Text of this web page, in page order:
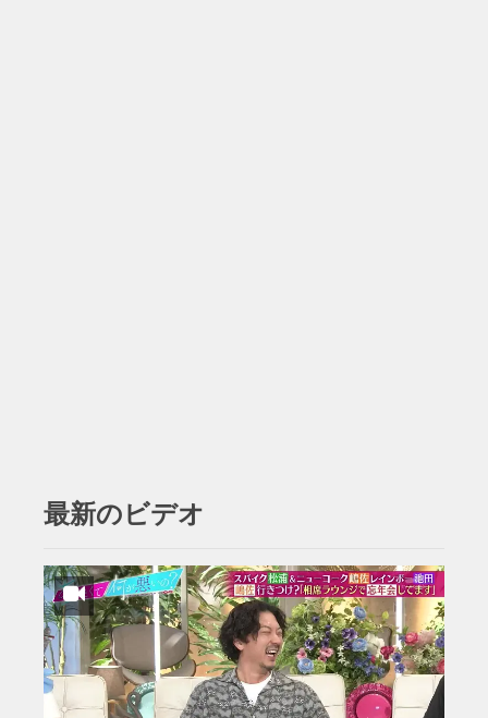
最新のビデオ